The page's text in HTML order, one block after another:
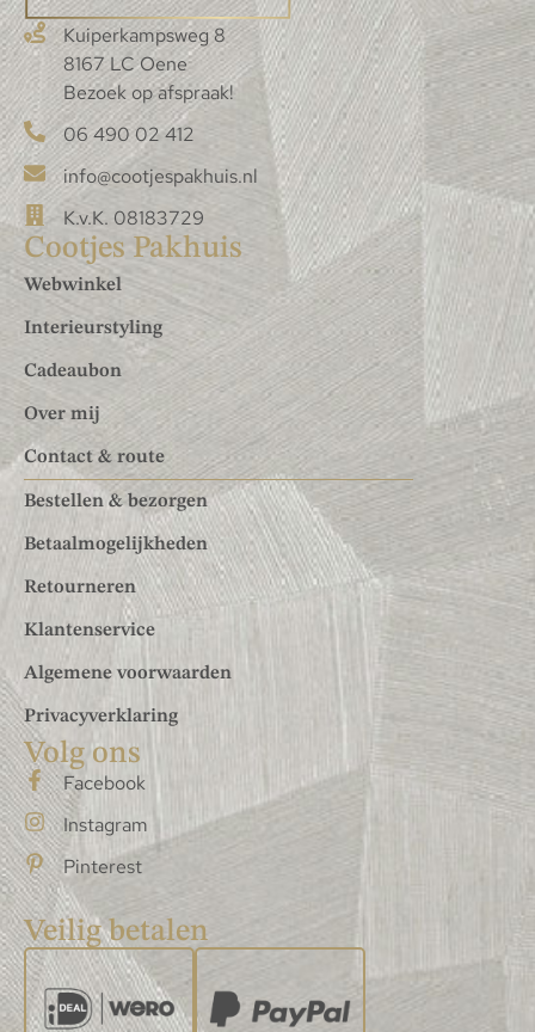
Kuiperkampsweg 8
8167 LC Oene
Bezoek op afspraak!
06 490 02 412
info@cootjespakhuis.nl
K.v.K. 08183729
Cootjes Pakhuis
Webwinkel
Interieurstyling
Cadeaubon
Over mij
Contact & route
Bestellen & bezorgen
Betaalmogelijkheden
Retourneren
Klantenservice
Algemene voorwaarden
Privacyverklaring
Volg ons
Facebook
Instagram
Pinterest
Veilig betalen